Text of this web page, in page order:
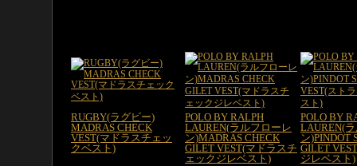
RUGBY(ラグビー)
MADRAS CHECK
VEST(マドラスチェッ
クベスト)
POLO BY RALPH
LAUREN(ラルフローレ
ン)MADRAS CHECK
GILET VEST(マドラスチ
ェックジレベスト)
POLO BY
LAUREN(
ン)PINDOT
GILET
ジレベスト)